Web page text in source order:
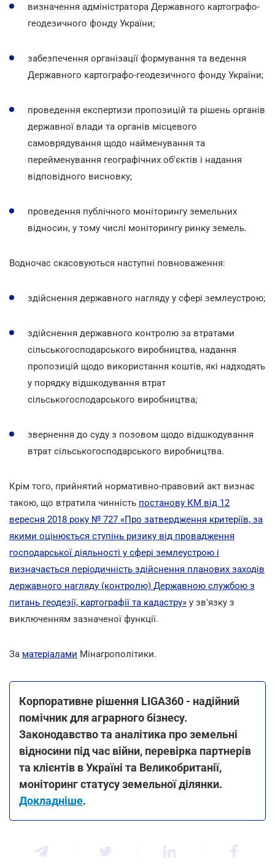
визначення адміністратора Державного картографо-
геодезичного фонду України;
забезпечення організації формування та ведення
Державного картографо-геодезичного фонду України;
проведення експертизи пропозицій та рішень органів
державної влади та органів місцевого
самоврядування щодо найменування та
перейменування географічних об'єктів і надання
відповідного висновку;
проведення публічного моніторингу земельних
відносин, у тому числі моніторингу ринку земель.
Водночас скасовуються наступні повноваження:
здійснення державного нагляду у сфері землеустрою;
здійснення державного контролю за втратами
сільськогосподарського виробництва, надання
пропозицій щодо використання коштів, які надходять
у порядку відшкодування втрат
сільськогосподарського виробництва;
звернення до суду з позовом щодо відшкодування
втрат сільськогосподарського виробництва.
Крім того, прийнятий нормативно-правовий акт визнає
такою, що втратила чинність постанову КМ від 12
вересня 2018 року № 727 «Про затвердження критеріїв, за
якими оцінюється ступінь ризику від провадження
господарської діяльності у сфері землеустрою і
визначається періодичність здійснення планових заходів
державного нагляду (контролю) Державною службою з
питань геодезії, картографії та кадастру» у зв'язку з
виключенням зазначеної функції.
За матеріалами Мінагрополітики.
Корпоративне рішення LIGA360 - надійний
помічник для аграрного бізнесу.
Законодавство та аналітика про земельні
відносини під час війни, перевірка партнерів
та клієнтів в Україні та Великобританії,
моніторинг статусу земельної ділянки.
Докладніше.